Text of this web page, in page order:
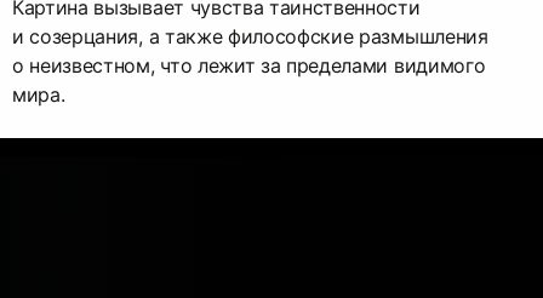
Картина вызывает чувства таинственности
и созерцания, а также философские размышления
о неизвестном, что лежит за пределами видимого
мира.